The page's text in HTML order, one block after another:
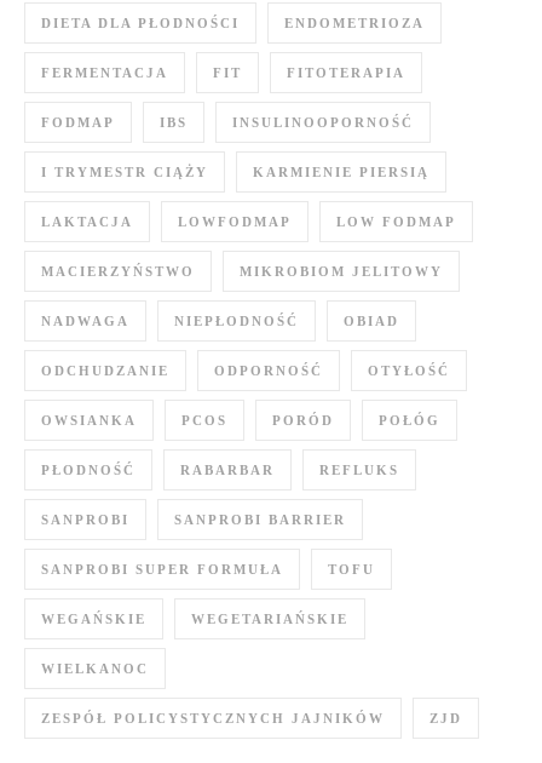
DIETA DLA PŁODNOŚCI ENDOMETRIOZA
FERMENTACJA FIT FITOTERAPIA
FODMAP IBS INSULINOOPORNOŚĆ
I TRYMESTR CIĄŻY KARMIENIE PIERSIĄ
LAKTACJA LOWFODMAP LOW FODMAP
MACIERZYŃSTWO MIKROBIOM JELITOWY
NADWAGA NIEPŁODNOŚĆ OBIAD
ODCHUDZANIE ODPORNOŚĆ OTYŁOŚĆ
OWSIANKA PCOS PORÓD POŁÓG
PŁODNOŚĆ RABARBAR REFLUKS
SANPROBI SANPROBI BARRIER
SANPROBI SUPER FORMUŁA TOFU
WEGAŃSKIE WEGETARIAŃSKIE
WIELKANOC
ZESPÓŁ POLICYSTYCZNYCH JAJNIKÓW ZJD